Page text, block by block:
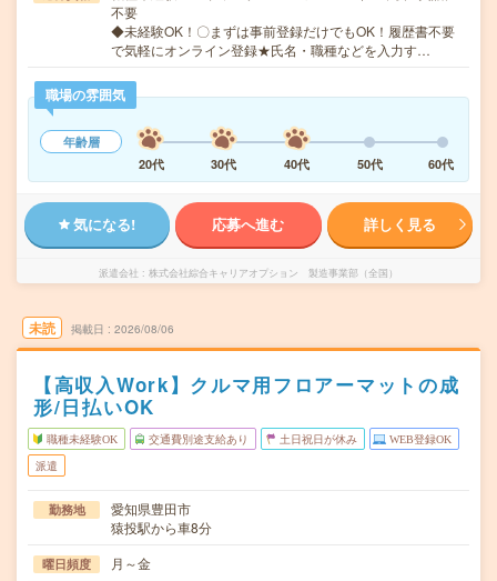
不要
◆未経験OK！〇まずは事前登録だけでもOK！履歴書不要
で気軽にオンライン登録★氏名・職種などを入力す…
職場の雰囲気
年齢層
20代
30代 40代 50代 60代
気になる! 応募へ進む 詳しく見る
派遣会社 株式会社綜合キャリアオプション 製造事業部（全国）
未読 掲載日 2026/08/06
【高収入Work】クルマ用フロアーマットの成
形/日払いOK
職種未経験OK 交通費別途支給あり 土日祝日が休み WEB登録OK
派遣
勤務地
愛知県豊田市
猿投駅から車8分
曜日頻度 月～金